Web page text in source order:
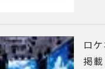
ロ
掲